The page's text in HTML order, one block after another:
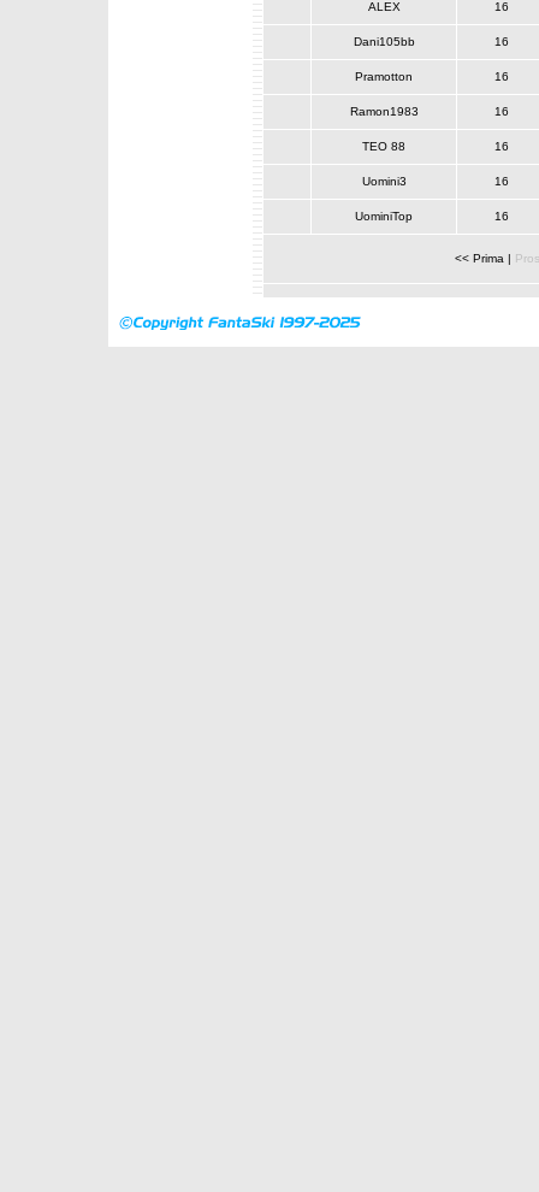
ALEX 16
Dani105bb 16
Pramotton 16
Ramon1983 16
TEO 88 16
Uomini3 16
UominiTop 16
<< Prima |